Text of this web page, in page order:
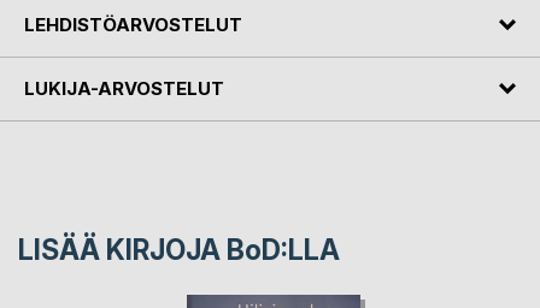
LEHDISTÖARVOSTELUT
LUKIJA-ARVOSTELUT
LISÄÄ KIRJOJA BoD:LLA